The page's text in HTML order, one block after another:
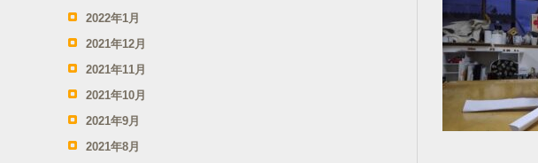
2022年1月
2021年12月
2021年11月
2021年10月
2021年9月
2021年8月